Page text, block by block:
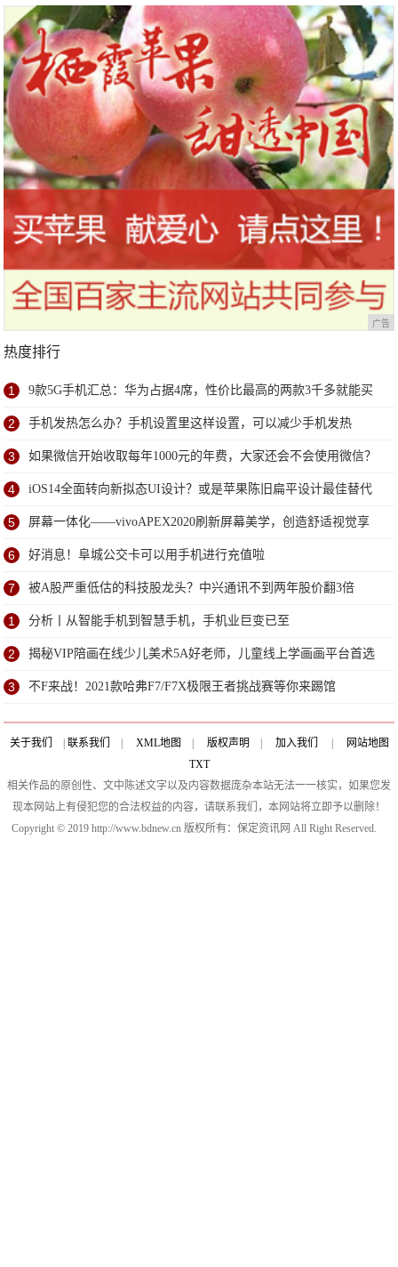
广告
热度排行
1 9款5G手机汇总：华为占据4席，性价比最高的两款3千多就能买
到
2 手机发热怎么办？手机设置里这样设置，可以减少手机发热
3 如果微信开始收取每年1000元的年费，大家还会不会使用微信？
4 iOS14全面转向新拟态UI设计？或是苹果陈旧扁平设计最佳替代
方案
5 屏幕一体化——vivoAPEX2020刷新屏幕美学，创造舒适视觉享
受
6 好消息！阜城公交卡可以用手机进行充值啦
7 被A股严重低估的科技股龙头？中兴通讯不到两年股价翻3倍
1 分析丨从智能手机到智慧手机，手机业巨变已至
2 揭秘VIP陪画在线少儿美术5A好老师，儿童线上学画画平台首选
3 不F来战！2021款哈弗F7/F7X极限王者挑战赛等你来踢馆
关于我们 联系我们 XML地图 版权声明 加入我们
网站地图
TXT
相关作品的原创性、文中陈述文字以及内容数据庞杂本站无法一一核实，如果您发
现本网站上有侵犯您的合法权益的内容，请联系我们，本网站将立即予以删除！
Copyright © 2019 http://www.bdnew.cn 版权所有：保定资讯网 All Right Reserved.